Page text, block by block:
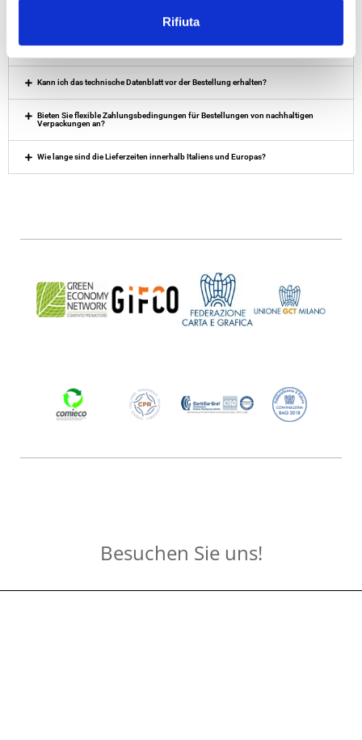
Rifiuta
noch nicht alle Details habe?
Kann ich das technische Datenblatt vor der Bestellung erhalten?
Bieten Sie flexible Zahlungsbedingungen für Bestellungen von nachhaltigen
Verpackungen an?
Wie lange sind die Lieferzeiten innerhalb Italiens und Europas?
Besuchen Sie uns!